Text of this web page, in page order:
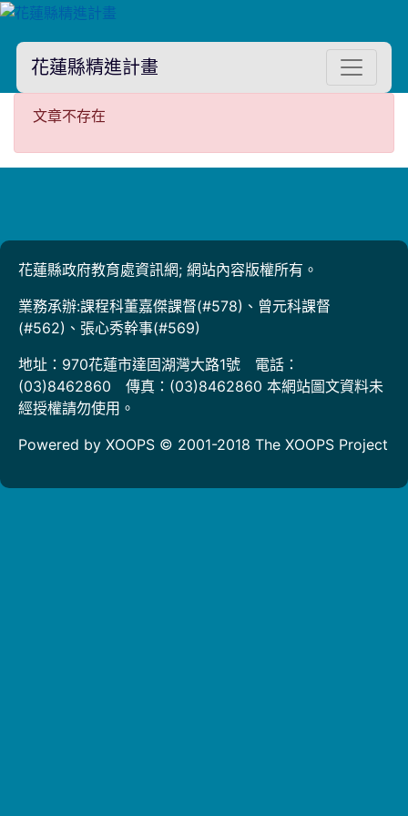
花蓮縣精進計畫
文章不存在
文章不存在
花蓮縣政府教育處資訊網; 網站內容版權所有。
業務承辦:課程科董嘉傑課督(#578)、曾元科課督
(#562)、張心秀幹事(#569)
地址：970花蓮市達固湖灣大路1號 電話：
(03)8462860 傳真：(03)8462860 本網站圖文資料未
經授權請勿使用。
Powered by XOOPS © 2001-2018 The XOOPS Project